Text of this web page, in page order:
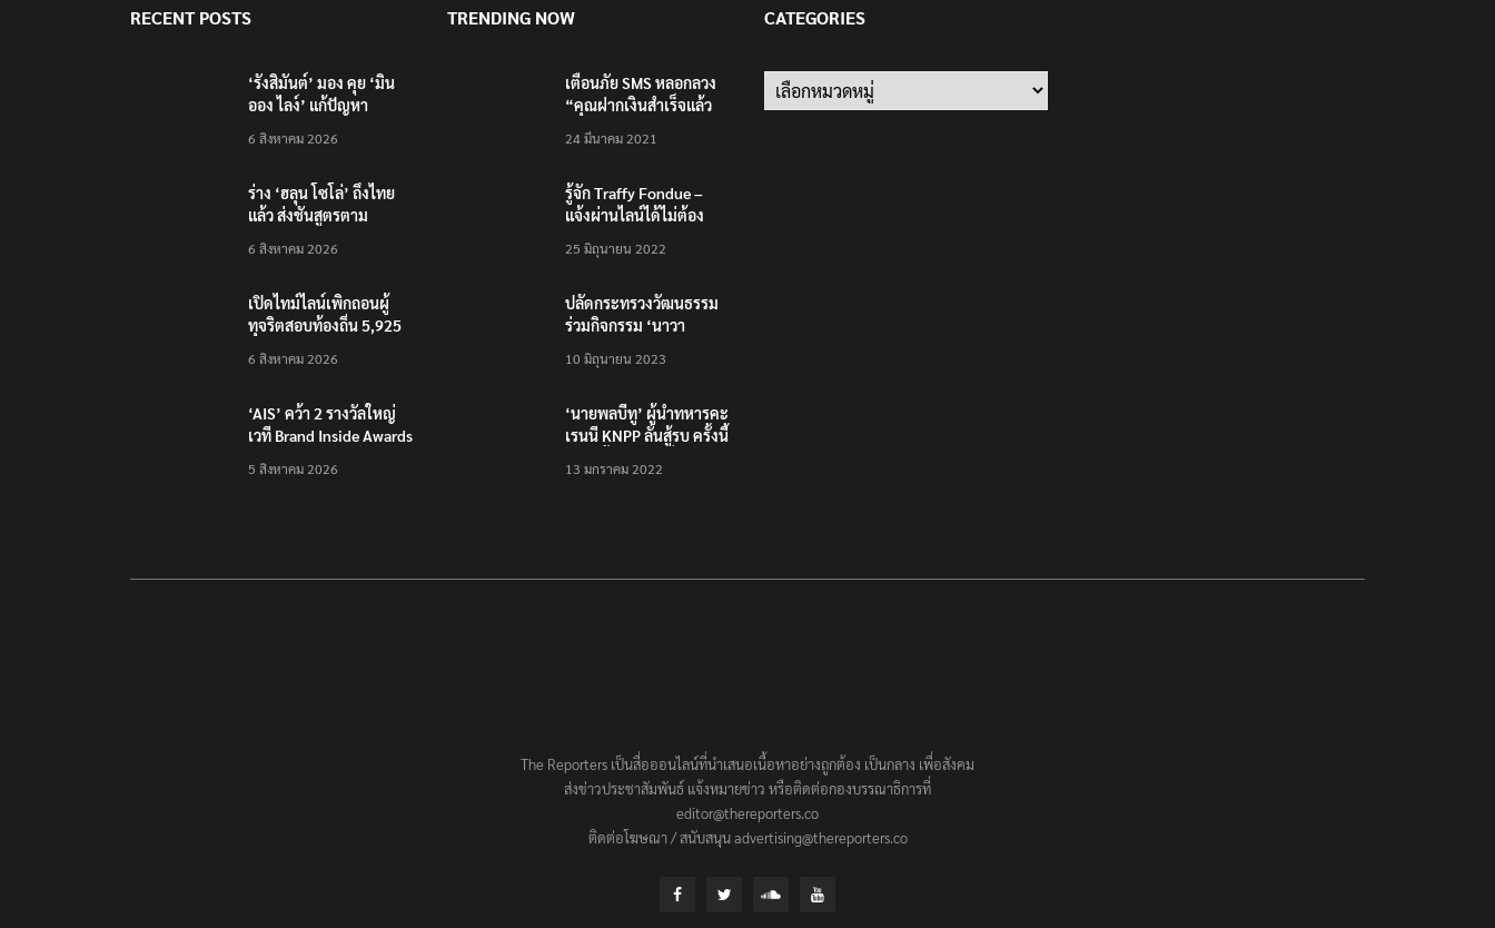
RECENT POSTS
‘รังสิมันต์’ มอง คุย ‘มิน
ออง ไลง์’ แก้ปัญหา
ไปก็ไลฟ์บอย เหตุคุมกอง
6 สิงหาคม 2026
ร่าง ‘ฮลุน โซโล่’ ถึงไทย
แล้ว ส่งชันสูตรตาม
นิติวิทยาศาสตร์
6 สิงหาคม 2026
เปิดไทม์ไลน์เพิกถอนผู้
ทุจริตสอบท้องถิ่น 5,925
ดำเนินการทั้งหมด
6 สิงหาคม 2026
‘AIS’ คว้า 2 รางวัลใหญ่
เวที Brand Inside Awards
โครงสร้างพื้นฐานดิจิทัล
5 สิงหาคม 2026
TRENDING NOW
เตือนภัย SMS หลอกลวง
“คุณฝากเงินสำเร็จแล้ว
200,000 บาท”
24 มีนาคม 2021
รู้จัก Traffy Fondue –
แจ้งผ่านไลน์ได้ไม่ต้อง
ทั่วไทย ไม่ใช่แค่ในกรุง
25 มิถุนายน 2022
ปลัดกระทรวงวัฒนธรรม
ร่วมกิจกรรม ‘นาวา
ตักบาตรทางน้ำ
10 มิถุนายน 2023
‘นายพลบีทู’ ผู้นำทหารคะ
เรนนี KNPP ลั่นสู้รบ ครั้งนี้
ประชาชนต้องชนะ
13 มกราคม 2022
CATEGORIES
Categories
The Reporters เป็นสื่อออนไลน์ที่นำเสนอเนื้อหาอย่างถูกต้อง เป็นกลาง เพื่อสังคม
ส่งข่าวประชาสัมพันธ์ แจ้งหมายข่าว หรือติดต่อกองบรรณาธิการที่
editor@thereporters.co
ติดต่อโฆษณา / สนับสนุน advertising@thereporters.co